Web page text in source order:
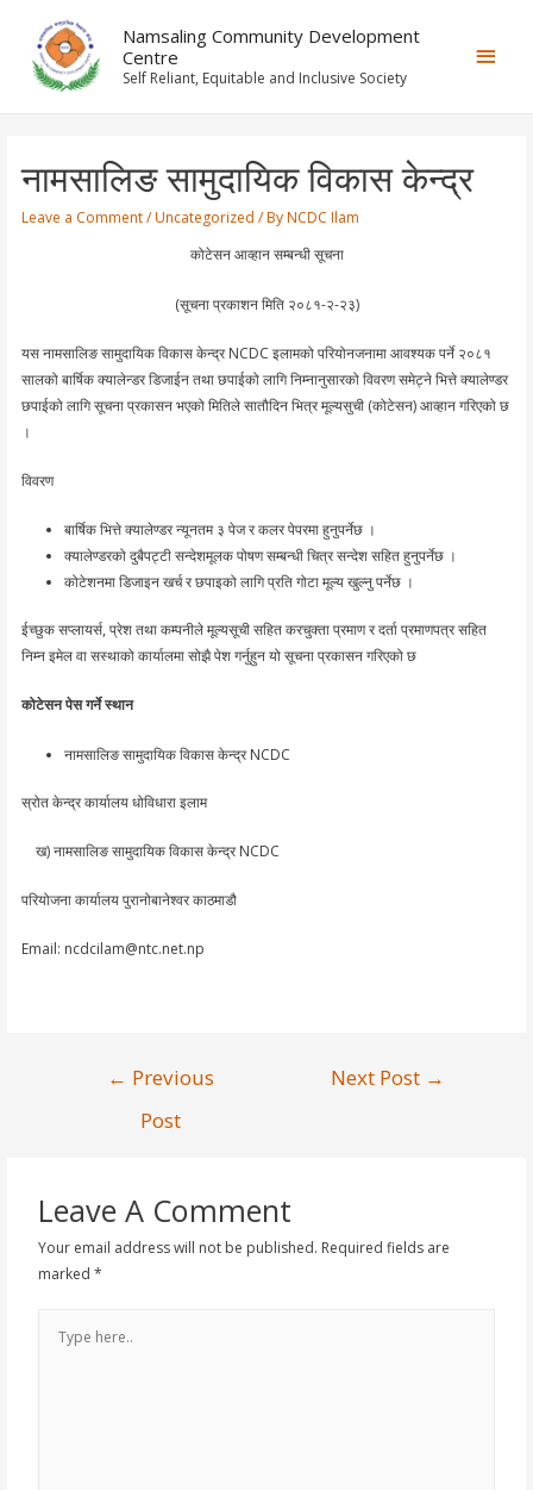
Namsaling Community Development
Centre
Self Reliant, Equitable and Inclusive Society
नामसालिङ सामुदायिक विकास केन्द्र
Leave a Comment /Uncategorized / ByNCDC Ilam
कोटेसन आव्हान सम्बन्धी सूचना
(सूचना प्रकाशन मिति २०८१-२-२३)
यस नामसालिङ सामुदायिक विकास केन्द्र NCDC इलामको परियोनजनामा आवश्यक पर्ने २०८१
सालको बार्षिक क्यालेन्डर डिजाईन तथा छपाईको लागि निम्नानुसारको विवरण समेट्ने भित्ते क्यालेण्डर
छपाईको लागि सूचना प्रकासन भएको मितिले सातौदिन भित्र मूल्यसुची (कोटेसन) आव्हान गरिएको छ
।
विवरण
बार्षिक भित्ते क्यालेण्डर न्यूनतम ३ पेज र कलर पेपरमा हुनुपर्नेछ ।
क्यालेण्डरको दुबैपट्टी सन्देशमूलक पोषण सम्बन्धी चित्र सन्देश सहित हुनुपर्नेछ ।
कोटेशनमा डिजाइन खर्च र छपाइको लागि प्रति गोटा मूल्य खुल्नु पर्नेछ ।
ईच्छुक सप्लायर्स, प्रेश तथा कम्पनीले मूल्यसूची सहित करचुक्ता प्रमाण र दर्ता प्रमाणपत्र सहित
निम्न इमेल वा सस्थाको कार्यालमा सोझै पेश गर्नुहुन यो सूचना प्रकासन गरिएको छ
कोटेसन पेस गर्ने स्थान
नामसालिङ सामुदायिक विकास केन्द्र NCDC
स्रोत केन्द्र कार्यालय धोविधारा इलाम
ख) नामसालिङ सामुदायिक विकास केन्द्र NCDC
परियोजना कार्यालय पुरानोबानेश्वर काठमाडौ
Email: ncdcilam@ntc.net.np
← Previous
Post
Next Post →
Leave A Comment
Your email address will not be published. Required fields are
marked*